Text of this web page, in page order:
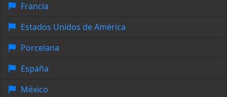
Francia
Estados Unidos de América
Porcelana
España
México